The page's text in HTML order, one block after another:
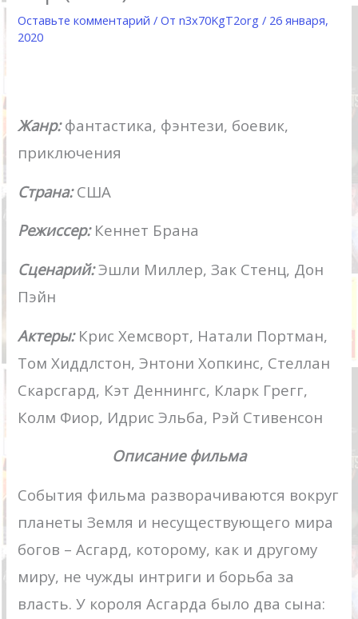
Оставьте комментарий / Отn3x70KgT2org/ 26 января,
2020
Жанр:фантастика, фэнтези, боевик,
приключения
Страна:США
Режиссер: Кеннет Брана
Сценарий:Эшли Миллер, Зак Стенц, Дон
Пэйн
Актеры: Крис Хемсворт, Натали Портман,
Том Хиддлстон, Энтони Хопкинс, Стеллан
Скарсгард, Кэт Деннингс, Кларк Грегг,
Колм Фиор, Идрис Эльба, Рэй Стивенсон
Описание фильма
События фильма разворачиваются вокруг
планеты Земля и несуществующего мира
богов – Асгард, которому, как и другому
миру, не чужды интриги и борьба за
власть. У короля Асгарда было два сына: